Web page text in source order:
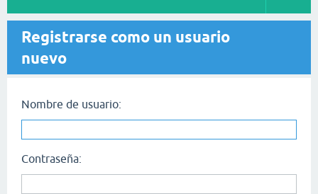
Registrarse como un usuario
nuevo
Nombre de usuario:
Contraseña: